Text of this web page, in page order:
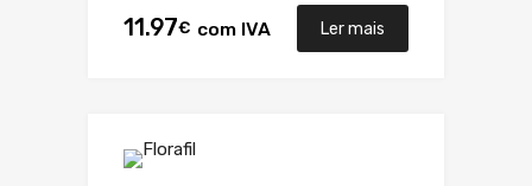
11.97€ com IVA Ler mais